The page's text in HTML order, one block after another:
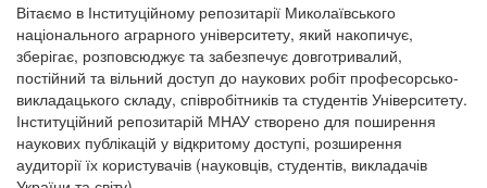
Вітаємо в Інституційному репозитарії Миколаївського
національного аграрного університету, який накопичує,
зберігає, розповсюджує та забезпечує довготривалий,
постійний та вільний доступ до наукових робіт професорсько-
викладацького складу, співробітників та студентів Університету.
Інституційний репозитарій МНАУ створено для поширення
наукових публікацій у відкритому доступі, розширення
аудиторії їх користувачів (науковців, студентів, викладачів